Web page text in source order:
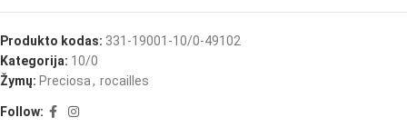
Produkto kodas: 331-19001-10/0-49102
Kategorija: 10/0
Žymų: Preciosa, rocailles
Follow: